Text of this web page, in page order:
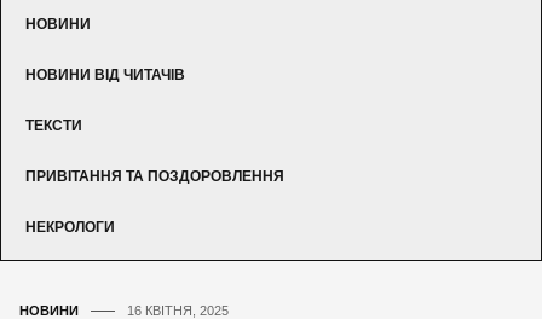
НОВИНИ
НОВИНИ ВІД ЧИТАЧІВ
ТЕКСТИ
ПРИВІТАННЯ ТА ПОЗДОРОВЛЕННЯ
НЕКРОЛОГИ
НОВИНИ 16 КВІТНЯ, 2025